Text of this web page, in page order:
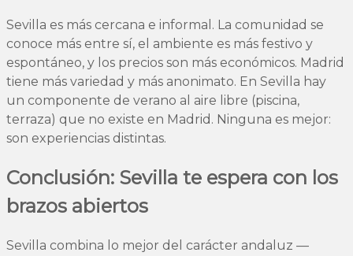
Sevilla es más cercana e informal. La comunidad se
conoce más entre sí, el ambiente es más festivo y
espontáneo, y los precios son más económicos. Madrid
tiene más variedad y más anonimato. En Sevilla hay
un componente de verano al aire libre (piscina,
terraza) que no existe en Madrid. Ninguna es mejor:
son experiencias distintas.
Conclusión: Sevilla te espera con los
brazos abiertos
Sevilla combina lo mejor del carácter andaluz —